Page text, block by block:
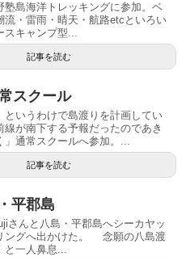
島海洋トレッキングに参加。ベ
流・雷雨・晴天・航路etcといろい
スキャンプ型...
記事を読む
スクール
いうわけで島渡りを計画してい
線が南下する予報だったのであき
」通常スクールへ参加。...
記事を読む
平郡島
さんと八島・平郡島へシーカヤッ
ングへ出かけた。 念願の八島渡
と一人鼻息...